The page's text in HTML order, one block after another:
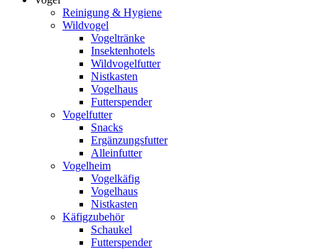
Reinigung & Hygiene
Wildvogel
Vogeltränke
Insektenhotels
Wildvogelfutter
Nistkasten
Vogelhaus
Futterspender
Vogelfutter
Snacks
Ergänzungsfutter
Alleinfutter
Vogelheim
Vogelkäfig
Vogelhaus
Nistkasten
Käfigzubehör
Schaukel
Futterspender